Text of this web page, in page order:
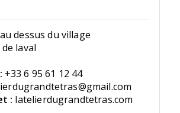
dessus du village
laval
+33 6 95 61 12 44
: latelierdugrandtetras.com